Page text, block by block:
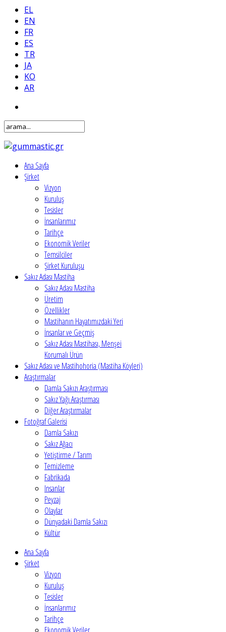
EL
EN
FR
ES
TR
JA
KO
AR
Ana Sayfa
Şirket
Vizyon
Kuruluş
Tesisler
İnsanlarımız
Tarihçe
Ekonomik Veriler
Temsilciler
Şirket Kuruluşu
Sakız Adası Mastiha
Sakız Adası Mastiha
Üretim
Özellikler
Mastihanın Hayatımızdaki Yeri
İnsanlar ve Geçmiş
Sakız Adası Mastihası, Menşei
Korumalı Ürün
Sakız Adası ve Mastihohoria (Mastiha Köyleri)
Araştırmalar
Damla Sakızı Araştırması
Sakız Yağı Araştırması
Diğer Araştırmalar
Fotoğraf Galerisi
Damla Sakızı
Sakız Ağacı
Yetiştirme / Tarım
Temizleme
Fabrikada
Insanlar
Peyzaj
Olaylar
Dünyadaki Damla Sakızı
Kültür
Ana Sayfa
Şirket
Vizyon
Kuruluş
Tesisler
İnsanlarımız
Tarihçe